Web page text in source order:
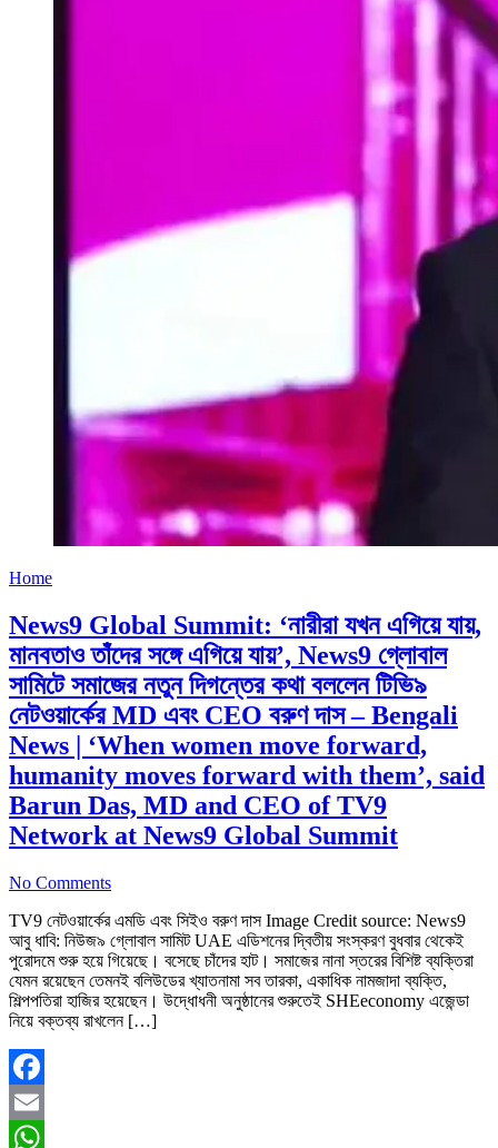
Home
News9 Global Summit: ‘নারীরা যখন এগিয়ে যায়,
মানবতাও তাঁদের সঙ্গে এগিয়ে যায়’, News9 গ্লোবাল
সামিটে সমাজের নতুন দিগন্তের কথা বললেন টিভি৯
নেটওয়ার্কের MD এবং CEO বরুণ দাস – Bengali
News | ‘When women move forward,
humanity moves forward with them’, said
Barun Das, MD and CEO of TV9
Network at News9 Global Summit
No Comments
TV9 নেটওয়ার্কের এমডি এবং সিইও বরুণ দাস Image Credit source: News9
আবু ধাবি: নিউজ৯ গ্লোবাল সামিট UAE এডিশনের দ্বিতীয় সংস্করণ বুধবার থেকেই
পুরোদমে শুরু হয়ে গিয়েছে। বসেছে চাঁদের হাট। সমাজের নানা স্তরের বিশিষ্ট ব্যক্তিরা
যেমন রয়েছেন তেমনই বলিউডের খ্যাতনামা সব তারকা, একাধিক নামজাদা ব্যক্তি,
শিল্পপতিরা হাজির হয়েছেন। উদ্ধোধনী অনুষ্ঠানের শুরুতেই SHEeconomy এজেন্ডা
নিয়ে বক্তব্য রাখলেন […]
Facebook
Email